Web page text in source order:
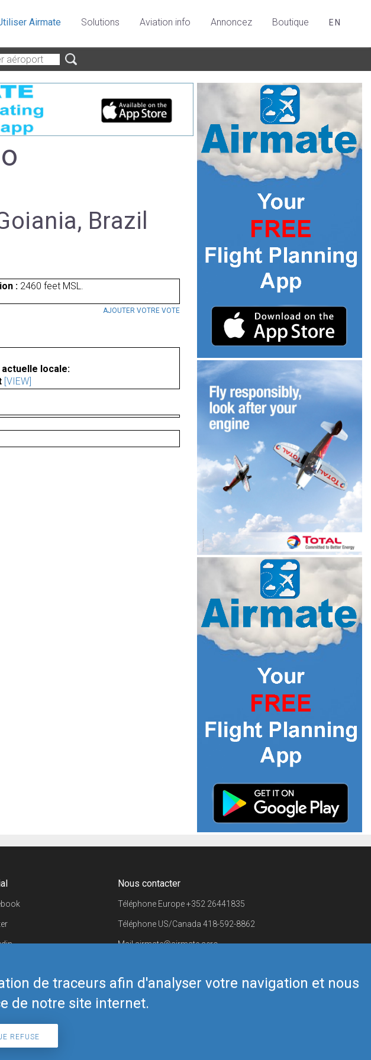
de traceurs afin d'analyser votre navigation et nous
de notre site internet.
REFUSE
Airmate Solutions Aviation info Annoncez Boutique EN
Brazil
:2460 feet MSL.
AJOUTER VOTRE VOTE
actuelle locale:
[VIEW]
Nous contacter
Téléphone Europe+352 26441835
Téléphone US/Canada 418-592-8862
Mailairmate@airmate.aero